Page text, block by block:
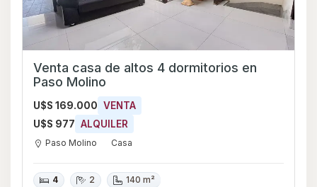
Venta casa de altos 4 dormitorios en
Paso Molino
U$S 169.000 VENTA
U$S 977 ALQUILER
Paso Molino Casa
4 2 140 m²